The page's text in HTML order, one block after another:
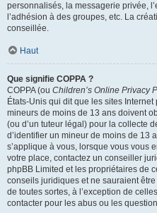
personnalisés, la messagerie privée,
l’adhésion à des groupes, etc. La
conseillée.
Haut
Que signifie COPPA ?
COPPA (ou Children’s Online Privacy
États-Unis qui dit que les sites
mineurs de moins de 13 ans doivent
(ou d’un tuteur légal) pour la collecte
d’identifier un mineur de moins de 13
s’applique à vous, lorsque vous vous
votre place, contactez un conseiller
phpBB Limited et les propriétaires de
conseils juridiques et ne sauraient
de toutes sortes, à l’exception de
contacter pour les abus ou les